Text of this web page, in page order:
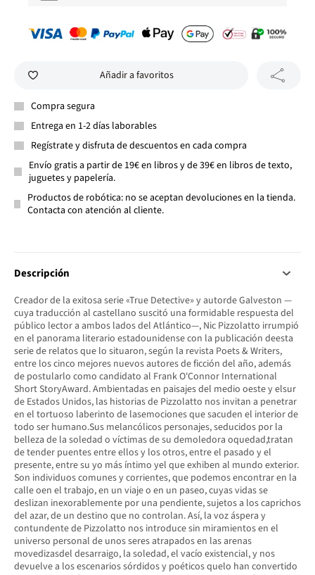
Añadir a favoritos
Compra segura
Entrega en 1-2 días laborables
Regístrate y disfruta de descuentos en cada compra
Envío gratis a partir de 19€ en libros y de 39€ en libros de texto,
juguetes y papelería.
Productos de robótica: no se aceptan devoluciones en la tienda.
Contacta con atención al cliente.
Descripción
Creador de la exitosa serie «True Detective» y autorde Galveston —
cuya traducción al castellano suscitó una formidable respuesta del
público lector a ambos lados del Atlántico—, Nic Pizzolatto irrumpió
en el panorama literario estadounidense con la publicación deesta
serie de relatos que lo situaron, según la revista Poets & Writers,
entre los cinco mejores nuevos autores de ficción del año, además
de postularlo como candidato al Frank O'Connor International
Short StoryAward. Ambientadas en paisajes del medio oeste y elsur
de Estados Unidos, las historias de Pizzolatto nos invitan a penetrar
en el tortuoso laberinto de lasemociones que sacuden el interior de
todo ser humano.Sus melancólicos personajes, seducidos por la
belleza de la soledad o víctimas de su demoledora oquedad,tratan
de tender puentes entre ellos y los otros, entre el pasado y el
presente, entre su yo más íntimo yel que exhiben al mundo exterior.
Son individuos comunes y corrientes, que podemos encontrar en la
calle oen el trabajo, en un viaje o en un paseo, cuyas vidas se
deslizan inexorablemente por una pendiente, sujetos a los caprichos
del azar, de un destino que no controlan. Así, la voz áspera y
contundente de Pizzolatto nos introduce sin miramientos en el
universo personal de unos seres atrapados en las arenas
movedizasdel desarraigo, la soledad, el vacío existencial, y nos
devuelve a los escenarios sórdidos y poéticos quelo han convertido